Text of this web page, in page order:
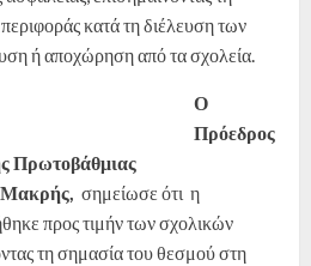
κατά τη διέλευση των
ή αποχώρηση από τα σχολεία.
Ο
Πρόεδρος
Πρωτοβάθμιας
σημείωσε ότι η
προς τιμήν των σχολικών
τη σημασία του θεσμού στη